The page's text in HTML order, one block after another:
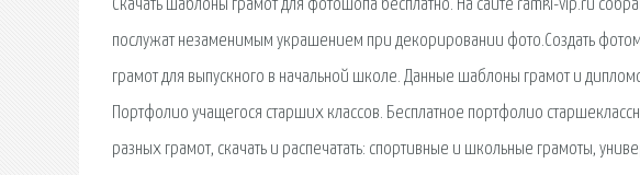
Скачать шаблоны грамот для фотошопа бесплатно. На сайте ramki-vip.ru
послужат незаменимым украшением при декорировании фото.Создать
грамот для выпускного в начальной школе. Данные шаблоны грамот и
Портфолио учащегося старших классов. Бесплатное портфолио
разных грамот, скачать и распечатать: спортивные и школьные грамоты,